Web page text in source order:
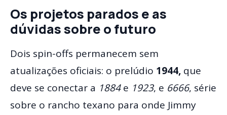
Os projetos parados e as
dúvidas sobre o futuro
Dois spin-offs permanecem sem
atualizações oficiais: o prelúdio 1944, que
deve se conectar a 1884e 1923, e 6666, série
sobre o rancho texano para onde Jimmy